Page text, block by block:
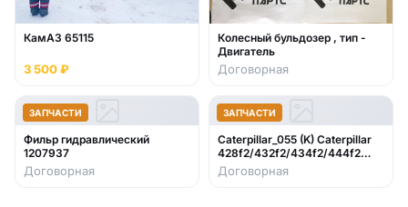
КамАЗ 65115
3 500 ₽
Колесный бульдозер , тип -
Двигатель
Договорная
ЗАПЧАСТИ
Фильр гидравлический
1207937
Договорная
ЗАПЧАСТИ
Caterpillar_055 (K) Caterpillar
428f2/432f2/434f2/444f2
2017- стекло лобовое нижнее
правое (закаленное)382-2344
Договорная